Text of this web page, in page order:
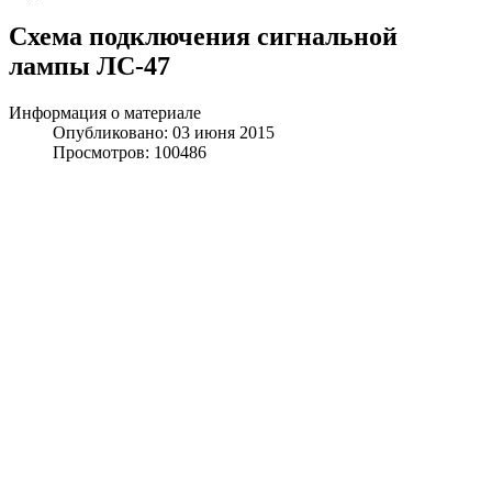
Схема подключения сигнальной
лампы ЛС-47
Информация о материале
Опубликовано: 03 июня 2015
Просмотров: 100486